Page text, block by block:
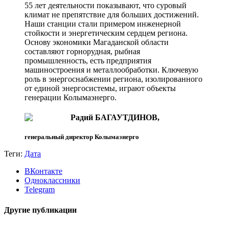
55 лет деятельности показывают, что суровый
климат не препятствие для больших достижений.
Наши станции стали примером инженерной
стойкости и энергетическим сердцем региона.
Основу экономики Магаданской области
составляют горнорудная, рыбная
промышленность, есть предприятия
машиностроения и металлообработки. Ключевую
роль в энергоснабжении региона, изолированного
от единой энергосистемы, играют объекты
генерации Колымаэнерго.
Радий БАГАУТДИНОВ,
генеральный директор Колымаэнерго
Теги: Дата
ВКонтакте
Одноклассники
Telegram
Другие публикации